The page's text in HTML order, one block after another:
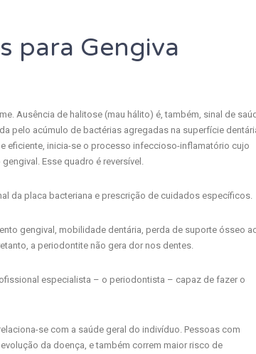
para Gengiva
Ausência de halitose (mau hálito) é, também, sinal de
pelo acúmulo de bactérias agregadas na superfície
eficiente, inicia-se o processo infeccioso-inflamatório cujo
Esse quadro é reversível.
da placa bacteriana e prescrição de cuidados específicos.
gengival, mobilidade dentária, perda de suporte ósseo
a periodontite não gera dor nos dentes.
especialista – o periodontista – capaz de fazer o
se com a saúde geral do indivíduo. Pessoas com
da doença, e também correm maior risco de